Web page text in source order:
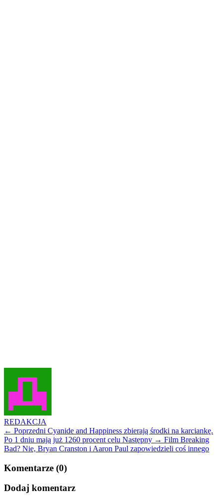
REDAKCJA
← Poprzedni Cyanide and Happiness zbierają środki na karciankę.
Po 1 dniu mają już 1260 procent celu Następny → Film Breaking
Bad? Nie, Bryan Cranston i Aaron Paul zapowiedzieli coś innego
Komentarze (0)
Dodaj komentarz